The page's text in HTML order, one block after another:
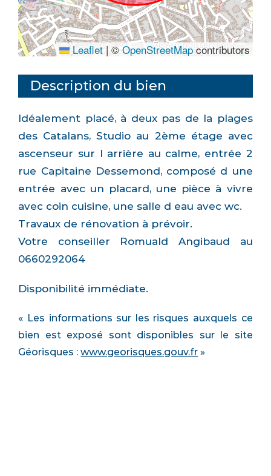
Leaflet | © OpenStreetMapcontributors
Description du bien
Idéalement placé, à deux pas de la plages
des Catalans, Studio au 2ème étage avec
ascenseur sur l arrière au calme, entrée 2
rue Capitaine Dessemond, composé d une
entrée avec un placard, une pièce à vivre
avec coin cuisine, une salle d eau avec wc.
Travaux de rénovation à prévoir.
Votre conseiller Romuald Angibaud au
0660292064
Disponibilité immédiate.
« Les informations sur les risques auxquels ce
bien est exposé sont disponibles sur le site
Géorisques :www.georisques.gouv.fr »